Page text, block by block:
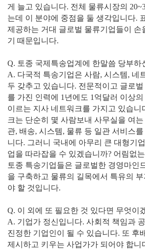
게 늘고 있습니다. 전체 물류시장의
는데 이 분야에 중점을 둘 생각입니다.
제공하는 거대 글로벌 물류기업들이 손
기 때문입니다.
Q. 토종 국제특송업계에 한말씀 당부하
A. 다국적 특송기업은 사람, 시스템, 네
두 갖추고 있습니다. 전문적이고 글로벌
를 가진 인력에 1년에도 1억달러 이상
이르는 지사 네트워크를 가지고 있습니
크는 단순히 몇 사람보내 사무실을 여
관, 배송, 시스템, 물류 등 일관 서비스
니다. 그러니 국내에 아무리 큰 대형기
업을 따라잡을 수 있겠습니까? 어림없
토종 특송기업들은 글로벌한 경영마인
을 구축하고 물류의 길목에서 특유의
야 할 것입니다.
Q. 이 외에 또 필요한 것 있다면 무엇이
A. 기업가 정신입니다. 사회적 책임과
진정한 기업인이 될 수 있습니다. 또 후
제시하고 키우는 사업가가 되어야 합니